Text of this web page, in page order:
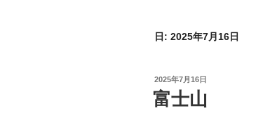
日: 2025年7月16日
投
稿
日:
2025年7月16日
富士山